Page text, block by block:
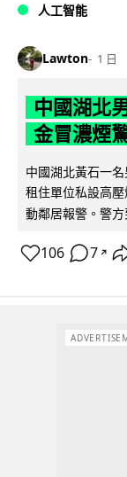
人工智能
Lawton 1 日
中國湖北
金冒濃煙
中國湖北黃石一
租住單位私設高
動鄰居報警。警
106 7 ↗